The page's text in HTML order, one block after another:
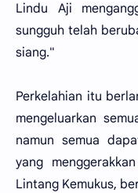
Lindu Aji
sungguh telah
siang."
Perkelahian itu
mengeluarkan
namun semua
yang
Lintang Kemukus,